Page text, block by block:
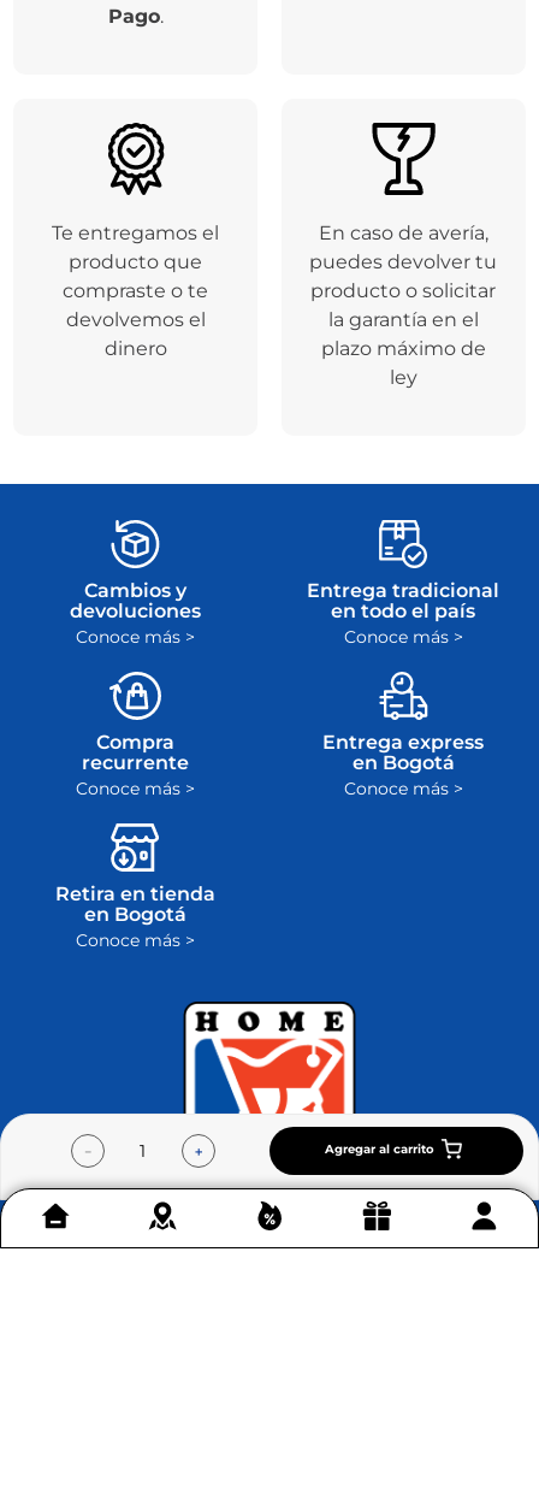
＋
－ Agregar al carrito
Pago.
Te entregamos el
producto que
compraste o te
devolvemos el
dinero
En caso de avería,
puedes devolver tu
producto o solicitar
la garantía en el
plazo máximo de
ley
Cambios y
devoluciones
Conoce más >
Entrega tradicional
en todo el país
Conoce más >
Compra
recurrente
Conoce más >
Entrega express
en Bogotá
Conoce más >
Retira en tienda
en Bogotá
Conoce más >